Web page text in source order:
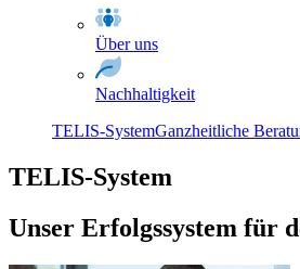
Über uns
Nachhaltigkeit
TELIS-SystemGanzheitliche
TELIS-System
Unser Erfolgssystem für